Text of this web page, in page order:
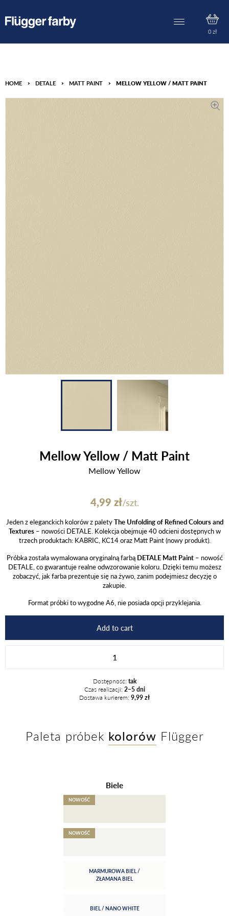
0 zł
HOME > DETALE > MATT PAINT > MELLOW YELLOW / MATT PAINT
Mellow Yellow / Matt Paint
Mellow Yellow
4,99 zł/szt.
Jeden z eleganckich kolorów z paletyThe Unfolding of Refined Colours and
Textures– nowości DETALE. Kolekcja obejmuje 40 odcieni dostępnych w
trzech produktach: KABRIC, KC14 oraz Matt Paint (nowy produkt).
Próbka została wymalowana oryginalną farbą DETALE Matt Paint– nowość
DETALE, co gwarantuje realne odwzorowanie koloru. Dzięki temu możesz
zobaczyć, jak farba prezentuje się na żywo, zanim podejmiesz decyzję o
zakupie.
Format próbki to wygodne A6, nie posiada opcji przyklejania.
Add to cart
Dostępność: tak
Czas realizacji: 2–5 dni
Dostawa kurierem: 9,99 zł
Paleta próbek kolorów Flügger
Biele